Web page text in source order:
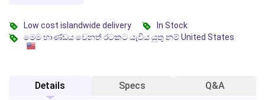
Low cost islandwide delivery
In Stock
මෙම භාණ්ඩය වෙනත් රටකට යැවිය යුතු නම් United States
Details Specs Q&A